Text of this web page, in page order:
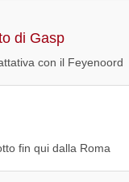
di Gasp
con il Feyenoord
fin qui dalla Roma